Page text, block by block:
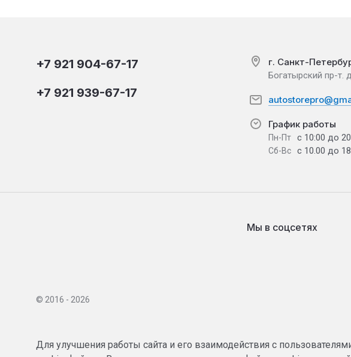
+7 921 904-67-17
+7 921 939-67-17
г. Санкт-
Богатырский пр-т.
График работы
Пн-Пт с 10:00 до
Сб-Вс с 10.00 до
Мы в соцсетях
© 2016 - 2026
Для улучшения работы сайта и его взаимодействия с